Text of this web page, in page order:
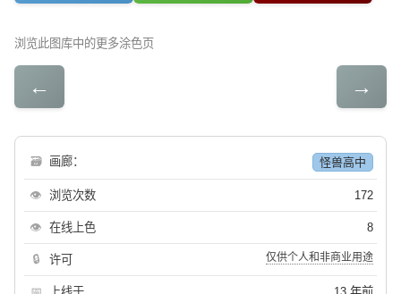
浏览此图库中的更多涂色页
← →
🗃 画廊： 怪兽高中
👁 浏览次数 172
👁 在线上色 8
🔒 许可 仅供个人和非商业用途